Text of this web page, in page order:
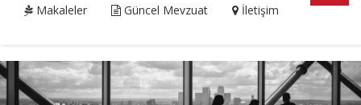
Makaleler Güncel Mevzuat İletişim